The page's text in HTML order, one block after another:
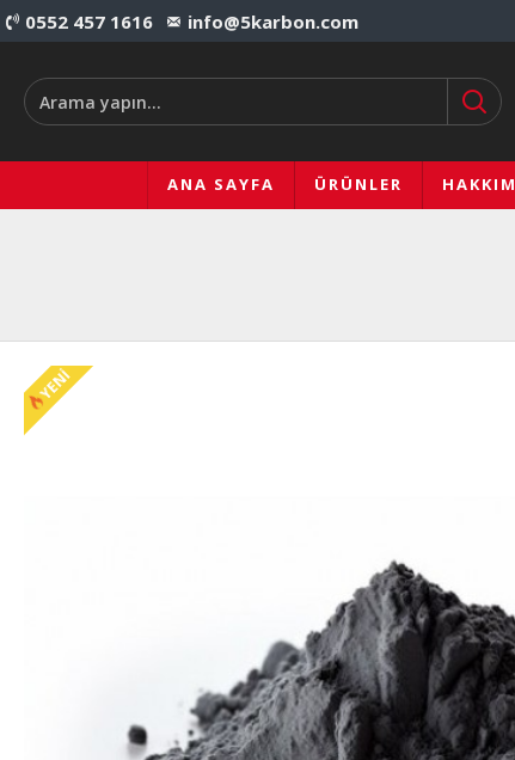
0552 457 1616 info@5karbon.com
ANA SAYFA ÜRÜNLER
YENI